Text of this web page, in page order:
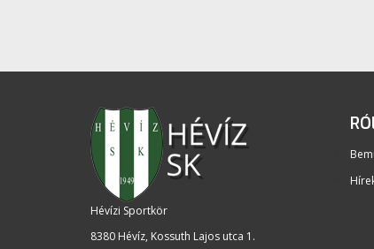
Hévízi Sportkör
8380 Hévíz, Kossuth Lajos utca 1 .